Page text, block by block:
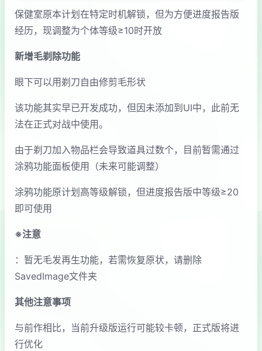
保健室原本计划在特定时机解锁，但为方便进度报告版
经历，现调整为个体等级≥10时开放
新增毛剃除功能
眼下可以用剃刀自由修剪毛形状
该功能其实早已开发成功，但因未添加到UI中，此前无
法在正式对战中使用。
由于剃刀加入物品栏会导致道具过数个，目前暂需通过
涂鸦功能面板使用（未来可能调整）
涂鸦功能原计划高等级解锁，但进度报告版中等级≥20
即可使用
※注意
：暂无毛发再生功能，若需恢复原状，请删除
SavedImage文件夹
其他注意事项
与前作相比，当前升级版运行可能较卡顿，正式版将进
行优化